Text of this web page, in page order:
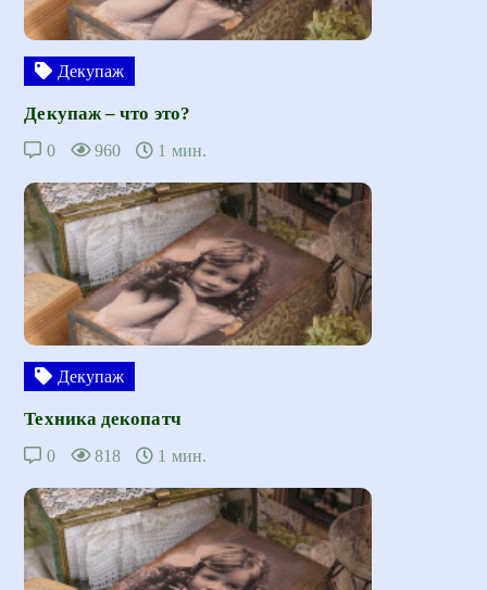
Декупаж
Декупаж – что это?
0 960 1 мин.
Декупаж
Техника декопатч
0 818 1 мин.